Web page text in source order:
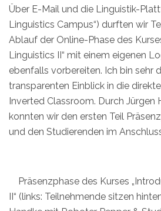
Über E-Mail und die Linguistik-
Linguistics Campus“) durften wir
Ablauf der Online-Phase des
Linguistics II“ mit einem eigenen
ebenfalls vorbereiten. Ich bin sehr
transparenten Einblick in die
Inverted Classroom. Durch Jürgen
konnten wir den ersten Teil
und den Studierenden im
Präsenzphase des Kurses
II“ (links: Teilnehmende sitzen